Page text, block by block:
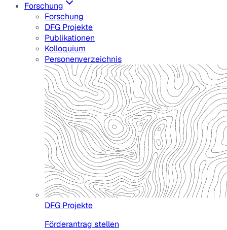
Forschung
Forschung
DFG Projekte
Publikationen
Kolloquium
Personenverzeichnis
DFG Projekte
Förderantrag stellen